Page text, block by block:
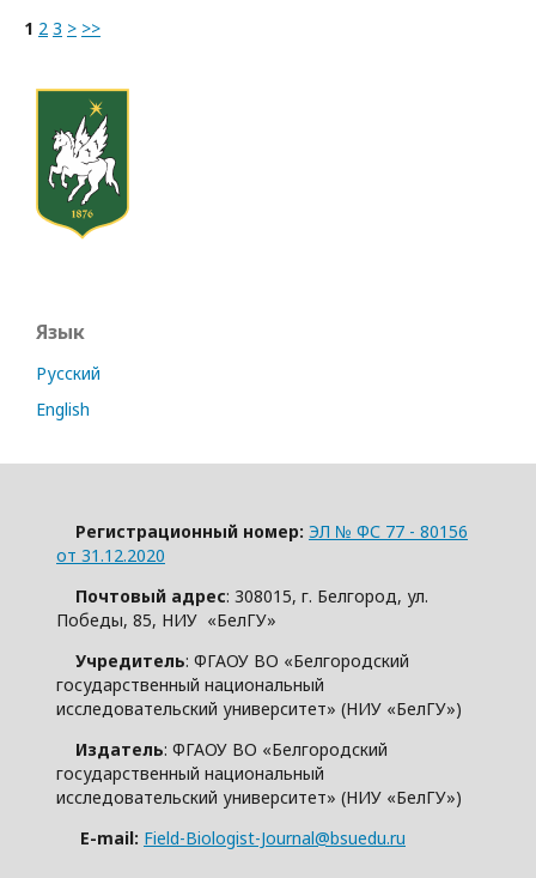
1 2 3 > >>
Язык
Русский
English
Регистрационный номер: ЭЛ № ФС 77 - 80156
от 31.12.2020
Почтовый адрес: 308015, г. Белгород, ул.
Победы, 85, НИУ «БелГУ»
Учредитель: ФГАОУ ВО «Белгородский
государственный национальный
исследовательский университет» (НИУ «БелГУ»)
Издатель: ФГАОУ ВО «Белгородский
государственный национальный
исследовательский университет» (НИУ «БелГУ»)
E-mail: Field-Biologist-Journal@bsuedu.ru